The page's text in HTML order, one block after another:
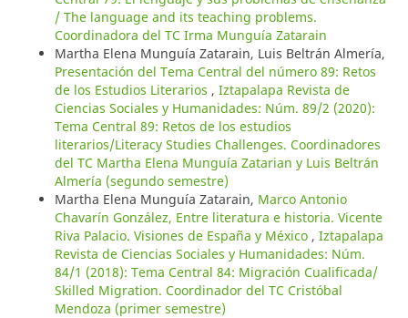
/ The language and its teaching problems.
Coordinadora del TC Irma Munguía Zatarain
Martha Elena Munguía Zatarain, Luis Beltrán Almería,
Presentación del Tema Central del número 89: Retos
de los Estudios Literarios , Iztapalapa Revista de
Ciencias Sociales y Humanidades: Núm. 89/2 (2020):
Tema Central 89: Retos de los estudios
literarios/Literacy Studies Challenges. Coordinadores
del TC Martha Elena Munguía Zatarian y Luis Beltrán
Almería (segundo semestre)
Martha Elena Munguía Zatarain, Marco Antonio
Chavarín González, Entre literatura e historia. Vicente
Riva Palacio. Visiones de España y México , Iztapalapa
Revista de Ciencias Sociales y Humanidades: Núm.
84/1 (2018): Tema Central 84: Migración Cualificada/
Skilled Migration. Coordinador del TC Cristóbal
Mendoza (primer semestre)